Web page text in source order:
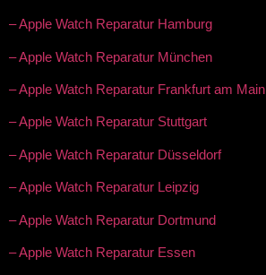
– Apple Watch Reparatur Hamburg
– Apple Watch Reparatur München
– Apple Watch Reparatur Frankfurt am Main
– Apple Watch Reparatur Stuttgart
– Apple Watch Reparatur Düsseldorf
– Apple Watch Reparatur Leipzig
– Apple Watch Reparatur Dortmund
– Apple Watch Reparatur Essen